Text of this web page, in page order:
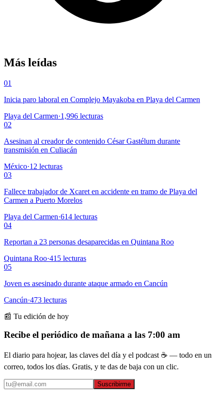
Más leídas
01
Inicia paro laboral en Complejo Mayakoba en Playa del Carmen
Playa del Carmen·1,996 lecturas
02
Asesinan al creador de contenido César Gastélum durante
transmisión en Culiacán
México·12 lecturas
03
Fallece trabajador de Xcaret en accidente en tramo de Playa del
Carmen a Puerto Morelos
Playa del Carmen·614 lecturas
04
Reportan a 23 personas desaparecidas en Quintana Roo
Quintana Roo·415 lecturas
05
Joven es asesinado durante ataque armado en Cancún
Cancún·473 lecturas
📰 Tu edición de hoy
Recibe el periódico de mañana a las 7:00 am
El diario para hojear, las claves del día y el podcast ☕ — todo en un
correo, todos los días. Gratis, y te das de baja con un clic.
Suscribirme